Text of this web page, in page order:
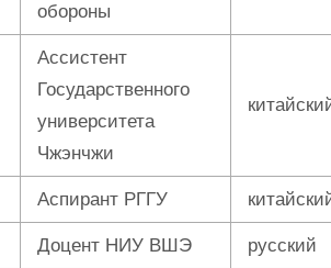
обороны
Ассистент
Государственного
университета
Чжэнчжи
Аспирант РГГУ
Доцент НИУ ВШЭ русский